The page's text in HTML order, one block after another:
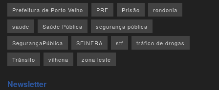
Prefeitura de Porto Velho PRF Prisão rondonia
saude Saúde Pública segurança pública
SegurançaPública SEINFRA stf tráfico de drogas
Trânsito vilhena zona leste
Newsletter